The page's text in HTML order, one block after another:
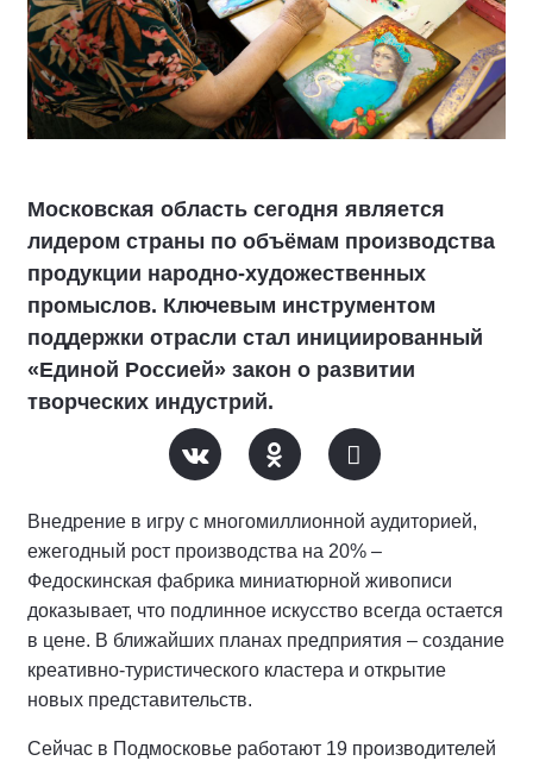
Московская область сегодня является
лидером страны по объёмам производства
продукции народно-художественных
промыслов. Ключевым инструментом
поддержки отрасли стал инициированный
«Единой Россией» закон о развитии
творческих индустрий.
Внедрение в игру с многомиллионной аудиторией,
ежегодный рост производства на 20% –
Федоскинская фабрика миниатюрной живописи
доказывает, что подлинное искусство всегда остается
в цене. В ближайших планах предприятия – создание
креативно-туристического кластера и открытие
новых представительств.
Сейчас в Подмосковье работают 19 производителей